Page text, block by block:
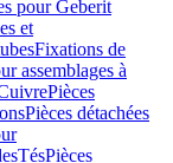
pour Geberit
et
Fixations de
assemblages à
Pièces
Pièces détachées
TésPièces